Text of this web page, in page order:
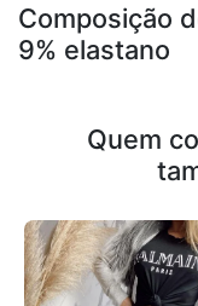
Composição
9% elastano
Quem